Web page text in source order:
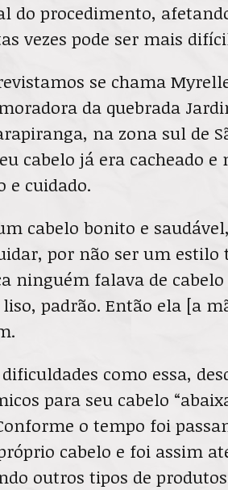
do procedimento,
vezes pode ser mais
se chama
da quebrada
na zona sul de
cabelo já era cacheado
e cuidado.
cabelo bonito e
por não ser um estilo
ninguém falava de cabelo
padrão. Então ela [a
como essa,
para seu cabelo
o tempo foi
cabelo e foi assim
outros tipos de